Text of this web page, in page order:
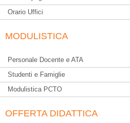
Orario Uffici
MODULISTICA
Personale Docente e ATA
Studenti e Famiglie
Modulistica PCTO
OFFERTA DIDATTICA